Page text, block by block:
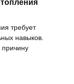
требует
навыков.